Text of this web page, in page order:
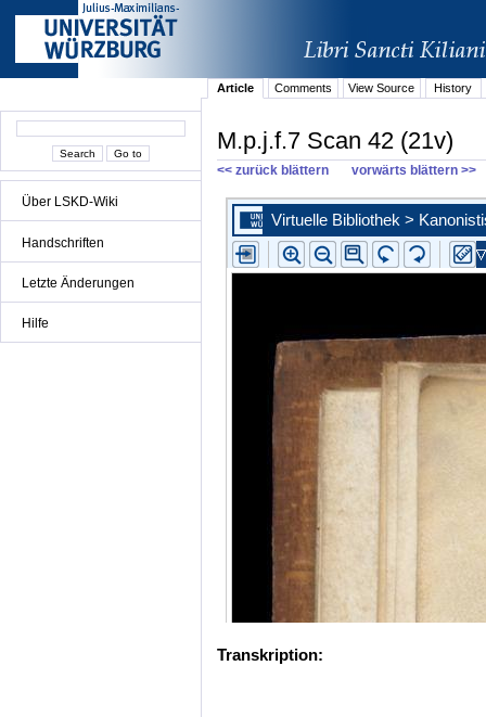
Über LSKD-Wiki
Handschriften
Letzte Änderungen
Hilfe
Article Comments View Source History
M.p.j.f.7 Scan 42 (21v)
<< zurück blättern vorwärts blättern >>
Transkription: